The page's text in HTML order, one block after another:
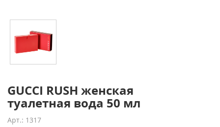
GUCCI RUSH женская
туалетная вода 50 мл
Арт.: 1317